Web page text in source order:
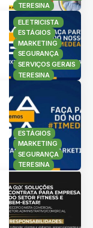
TERESINA
ELETRICISTA
ESTÁGIOS
MARKETING
SEGURANÇA
SERVIÇOS GERAIS
TERESINA
ESTÁGIOS
MARKETING
SEGURANÇA
TERESINA